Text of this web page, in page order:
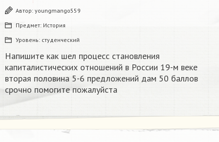
Автор: youngmango559
Предмет: История
Уровень: студенческий
Напишите как шел процесс становления
капиталистических отношений в России 19-м веке
вторая половина 5-6 предложений дам 50 баллов
срочно помогите пожалуйста